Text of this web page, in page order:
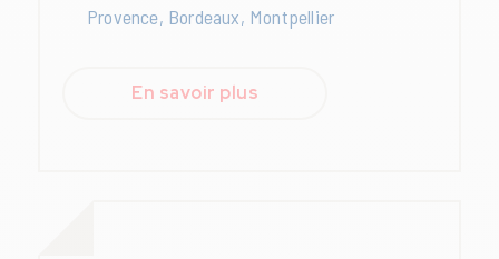
Provence, Bordeaux, Montpellier
En savoir plus